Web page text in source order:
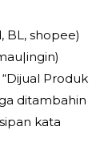
BL, shopee)
Produk
ditambahin
kata